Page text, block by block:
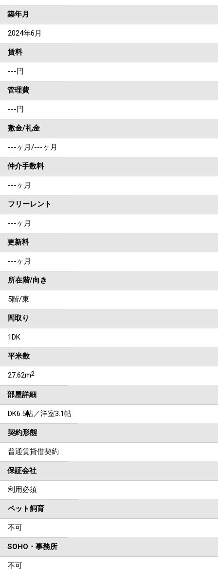
築年月
2024年6月
賃料
---円
管理費
---円
敷金/礼金
---ヶ月/---ヶ月
仲介手数料
---ヶ月
フリーレント
---ヶ月
更新料
---ヶ月
所在階/向き
5階/東
間取り
1DK
平米数
27.62m2
部屋詳細
DK6.5帖／洋室3.1帖
契約形態
普通賃貸借契約
保証会社
利用必須
ペット飼育
不可
SOHO・事務所
不可